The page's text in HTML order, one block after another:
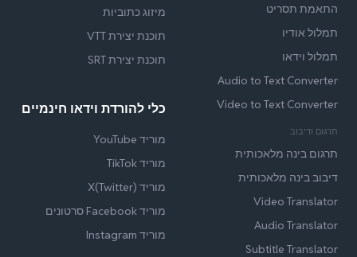
התאמת תסריט
תמלול אודיו
תמלול וידאו
Audio to Text Converter
Video to Text Converter
תרגום ודיבוב
תרגום בינה מלאכותית
דיבוב בינה מלאכותית
Video Translator
Audio Translator
Subtitle Translator
מיזוג כתוביות
תוכנת יצירת VTT
תוכנת יצירת SRT
כלי להורדת וידאו חינמיים
מוריד YouTube
מוריד TikTok
מוריד X(Twitter)
מוריד Facebook סרטונים
מוריד Instagram